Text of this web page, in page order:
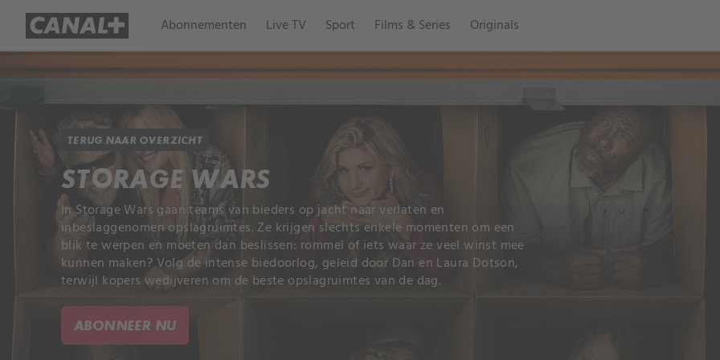
Abonnementen Live TV Sport Films & Series Originals
TERUG NAAR OVERZICHT
STORAGE WARS
In Storage Wars gaan teams van bieders op jacht naar verlaten en
inbeslaggenomen opslagruimtes. Ze krijgen slechts enkele momenten om een
blik te werpen en moeten dan beslissen: rommel of iets waar ze veel winst mee
kunnen maken? Volg de intense biedoorlog, geleid door Dan en Laura Dotson,
terwijl kopers wedijveren om de beste opslagruimtes van de dag.
ABONNEER NU